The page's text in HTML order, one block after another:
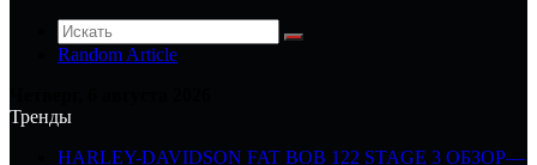
Random Article
Тренды
HARLEY-DAVIDSON FAT BOB 122 STAGE 3 ОБЗОР—